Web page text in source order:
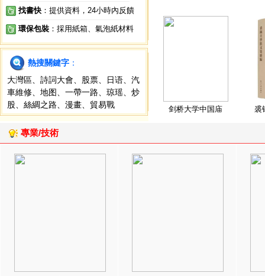
找書快 ：提供資料，24小時內反饋
環保包裝 ：採用紙箱、氣泡紙材料
熱搜關鍵字 ：
大灣區
詩詞大會 股票 日语
汽
車維修
地图 一帶一路 琼瑶
炒
股
絲綢之路 漫畫 貿易戰 剑桥大学中国庙 裘
專業/技術